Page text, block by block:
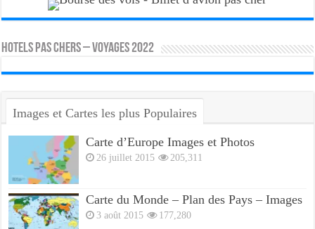
HOTELS PAS CHERS – VOYAGES 2022
Images et Cartes les plus Populaires
Carte d’Europe Images et Photos
26 juillet 2015 205,311
Carte du Monde – Plan des Pays – Images
3 août 2015 177,280